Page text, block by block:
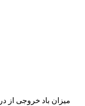
میزان باد خروجی از